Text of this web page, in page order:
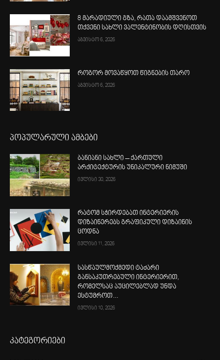
8 მარადიული გზა, რათა დაამშვენოთ
თქვენი სახლი ვალენტინობის დღისთვის
აგვისტო 6, 2026
როგორ მოვაწყოთ წიგნების თარო
აგვისტო 6, 2026
პოპულარული ამბები
ბანიანი სახლი – ქართული
არქიტექტურის უნიკალური ნიმუში
ივლისი 30, 2026
რატომ სჭირდებათ ინტერიერის
დიზაინერებს გრაფიკული დიზაინის
ცოდნა
ივლისი 11, 2026
სასწაულმოქმედი ტაძარი
განსაკუთრებული ინტერიერით,
რომელსაც აუცილებლად უნდა
ესტუმროთ…
ივლისი 10, 2026
კატეგორიები